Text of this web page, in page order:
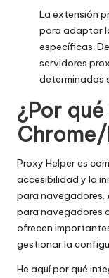
La extensión
para adaptar
específicas.
servidores
determinados
¿Por
Proxy Helper es
accesibilidad y la
para navegadores.
para navegadores
ofrecen
gestionar la
He aquí por qué